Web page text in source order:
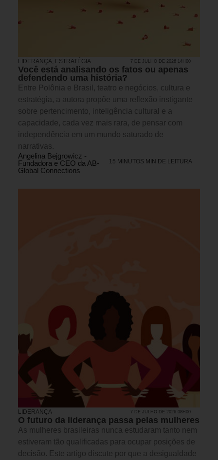
LIDERANÇA, ESTRATÉGIA 7 DE JULHO DE 2026 14H00
Você está analisando os fatos ou apenas
defendendo uma história?
Entre Polônia e Brasil, teatro e negócios, cultura e
estratégia, a autora propõe uma reflexão instigante
sobre pertencimento, inteligência cultural e a
capacidade, cada vez mais rara, de pensar com
independência em um mundo saturado de
narrativas.
Angelina Bejgrowicz -
Fundadora e CEO da AB-
Global Connections
15 MINUTOS MIN DE LEITURA
LIDERANÇA 7 DE JULHO DE 2026 08H00
O futuro da liderança passa pelas mulheres
As mulheres brasileiras nunca estudaram tanto nem
estiveram tão qualificadas para ocupar posições de
decisão. Este artigo discute por que a desigualdade